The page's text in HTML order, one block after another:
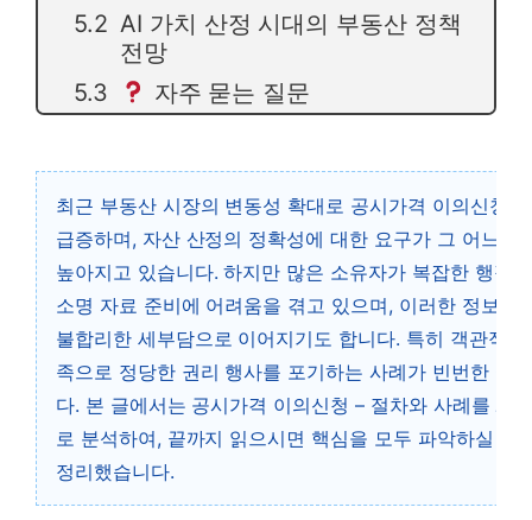
AI 가치 산정 시대의 부동산 정책
전망
자주 묻는 질문
최근 부동산 시장의 변동성 확대로 공시가격 이의신청
급증하며, 자산 산정의 정확성에 대한 요구가 그 어느 때
높아지고 있습니다. 하지만 많은 소유자가 복잡한 행정
소명 자료 준비에 어려움을 겪고 있으며, 이러한 정보 비
불합리한 세부담으로 이어지기도 합니다. 특히 객관적
족으로 정당한 권리 행사를 포기하는 사례가 빈번한 실
다. 본 글에서는 공시가격 이의신청 – 절차와 사례를 체
로 분석하여, 끝까지 읽으시면 핵심을 모두 파악하실 수
정리했습니다.